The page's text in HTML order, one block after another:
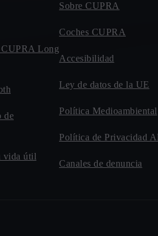
CUPRA Long
de
vida útil
Sobre CUPRA
Coches CUPRA
Accesibilidad
Ley de datos de la UE
Política Medioambiental
Política de Privacidad
Canales de denuncia